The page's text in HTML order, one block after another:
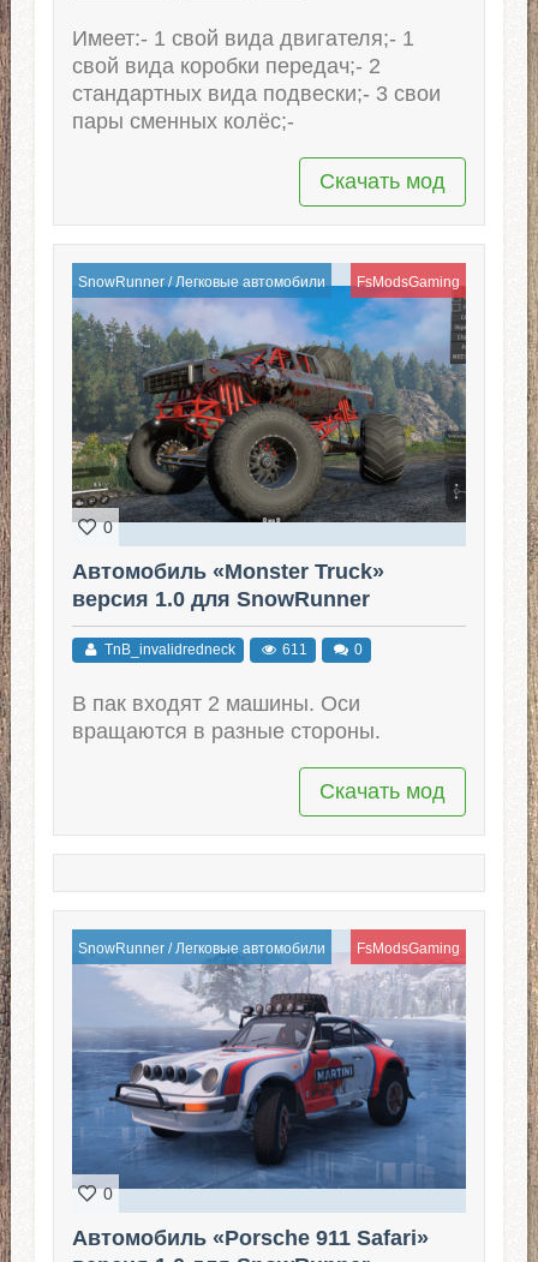
Имеет:- 1 свой вида двигателя;- 1
свой вида коробки передач;- 2
стандартных вида подвески;- 3 свои
пары сменных колёс;-
Скачать мод
SnowRunner/ Легковые автомобили FsModsGaming
0
Автомобиль «Monster Truck»
версия 1.0 для SnowRunner
TnB_invalidredneck 611 0
В пак входят 2 машины. Оси
вращаются в разные стороны.
Скачать мод
SnowRunner/ Легковые автомобили FsModsGaming
0
Автомобиль «Porsche 911 Safari»